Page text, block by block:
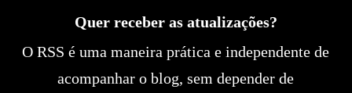
Quer receber as atualizações?
O RSS é uma maneira prática e independente de
acompanhar o blog, sem depender de